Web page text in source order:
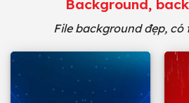
Background,
File background đẹp, có